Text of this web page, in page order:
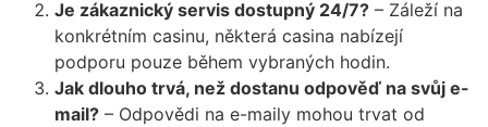
Je zákaznický servis dostupný 24/7? – Záleží na
konkrétním casinu, některá casina nabízejí
podporu pouze během vybraných hodin.
Jak dlouho trvá, než dostanu odpověď na svůj e-
mail? – Odpovědi na e-maily mohou trvat od